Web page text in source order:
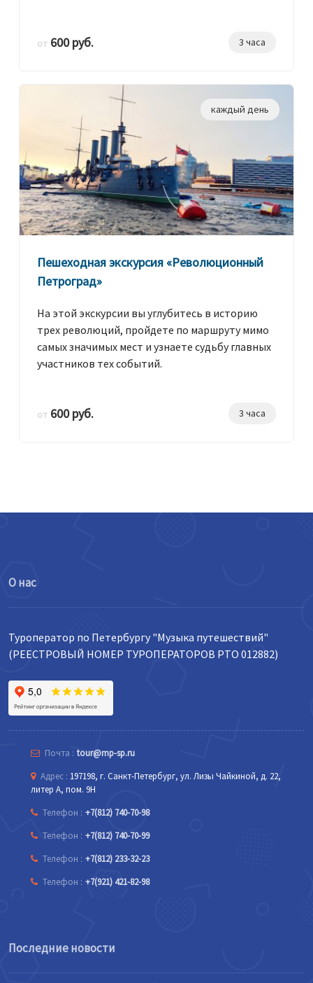
от 600 руб. 3 часа
каждый день
Пешеходная экскурсия «Революционный
Петроград»
На этой экскурсии вы углубитесь в историю
трех революций, пройдете по маршруту мимо
самых значимых мест и узнаете судьбу главных
участников тех событий.
от 600 руб. 3 часа
О нас
Туроператор по Петербургу "Музыка путешествий"
(РЕЕСТРОВЫЙ НОМЕР ТУРОПЕРАТОРОВ РТО 012882)
Почта : tour@mp-sp.ru
Адрес : 197198, г. Санкт-Петербург, ул. Лизы Чайкиной, д. 22,
литер А, пом. 9Н
Телефон : +7(812) 740-70-98
Телефон : +7(812) 740-70-99
Телефон : +7(812) 233-32-23
Телефон : +7(921) 421-82-98
Последние новости